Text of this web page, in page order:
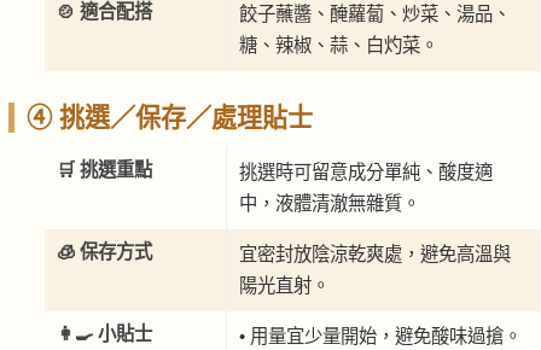
🍲 適合配搭
餃子蘸醬、醃蘿蔔、炒菜、湯品、
糖、辣椒、蒜、白灼菜。
④ 挑選／保存／處理貼士
🛒 挑選重點
挑選時可留意成分單純、酸度適
中，液體清澈無雜質。
🧊 保存方式
宜密封放陰涼乾爽處，避免高溫與
陽光直射。
👩‍🍳 小貼士
• 用量宜少量開始，避免酸味過搶。